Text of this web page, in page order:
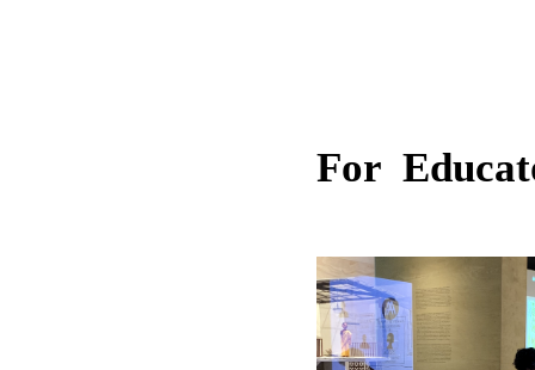
For